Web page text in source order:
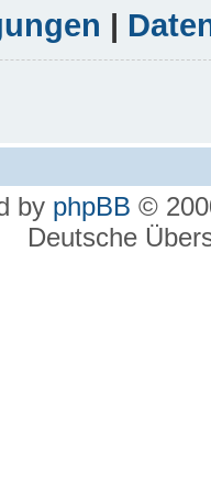
|
by phpBB ©
Deutsche